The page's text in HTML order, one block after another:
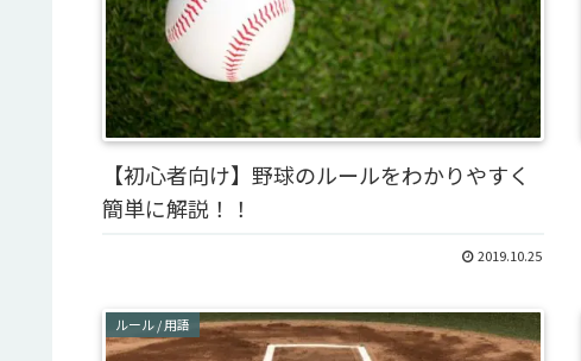
【初心者向け】野球のルールをわかりやすく
簡単に解説！！
2019.10.25
ルール / 用語